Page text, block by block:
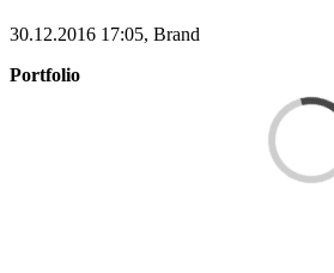
30.12.2016 17:05, Brand
Portfolio